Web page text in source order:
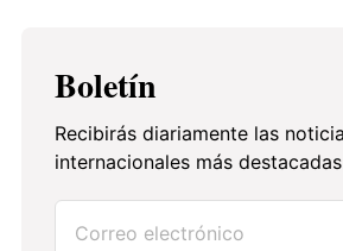
Boletín
Recibirás diariamente las
internacionales más